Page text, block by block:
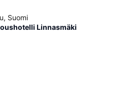
Suomi
Linnasmäki